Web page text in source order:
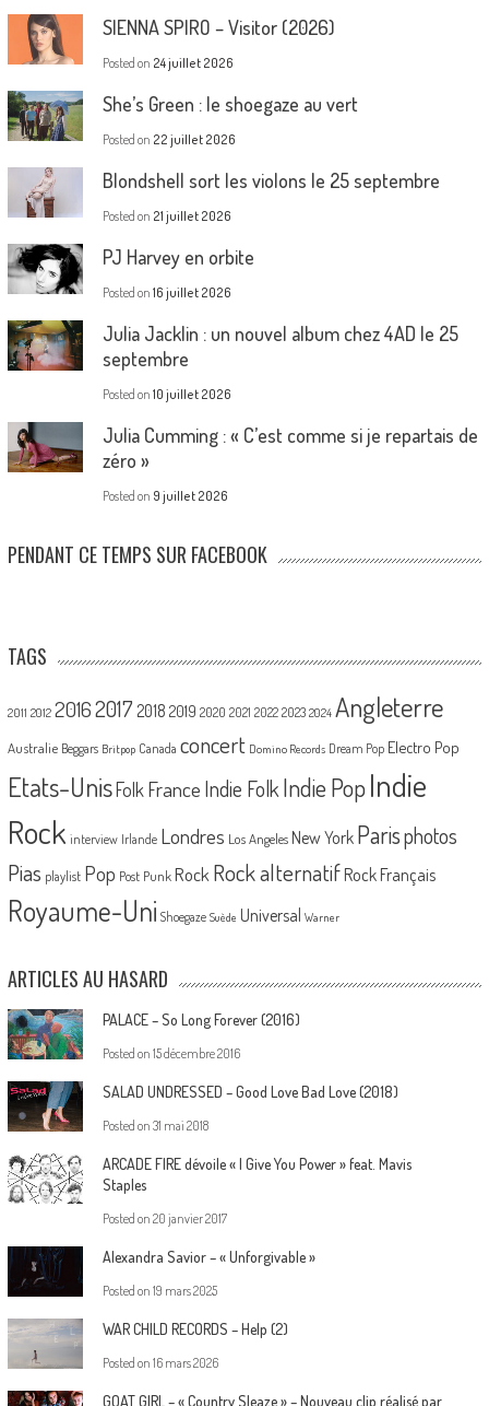
SIENNA SPIRO – Visitor (2026)
Posted on 24 juillet 2026
She’s Green : le shoegaze au vert
Posted on 22 juillet 2026
Blondshell sort les violons le 25 septembre
Posted on 21 juillet 2026
PJ Harvey en orbite
Posted on 16 juillet 2026
Julia Jacklin : un nouvel album chez 4AD le 25
septembre
Posted on 10 juillet 2026
Julia Cumming : « C’est comme si je repartais de
zéro »
Posted on 9 juillet 2026
PENDANT CE TEMPS SUR FACEBOOK
TAGS
2011 2012 20162017 2018 2019 2020 2021 2022 2023 2024 Angleterre
Australie Beggars Britpop Canada concert Domino Records Dream Pop Electro Pop
Etats-UnisFolk France Indie Folk Indie PopIndie
Rock interview Irlande Londres Los Angeles New York Parisphotos
Pias playlist Pop Post Punk Rock Rock alternatif Rock Français
Royaume-Uni Shoegaze Suède Universal Warner
ARTICLES AU HASARD
PALACE – So Long Forever (2016)
Posted on 15 décembre 2016
SALAD UNDRESSED – Good Love Bad Love (2018)
Posted on 31 mai 2018
ARCADE FIRE dévoile « I Give You Power » feat. Mavis
Staples
Posted on 20 janvier 2017
Alexandra Savior – « Unforgivable »
Posted on 19 mars 2025
WAR CHILD RECORDS – Help (2)
Posted on 16 mars 2026
GOAT GIRL – « Country Sleaze » – Nouveau clip réalisé par